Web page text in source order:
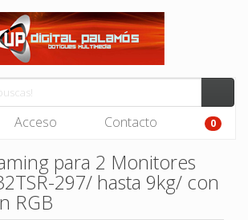
Acceso Contacto 0
para 2 Monitores
297/ hasta 9kg/ con
RGB